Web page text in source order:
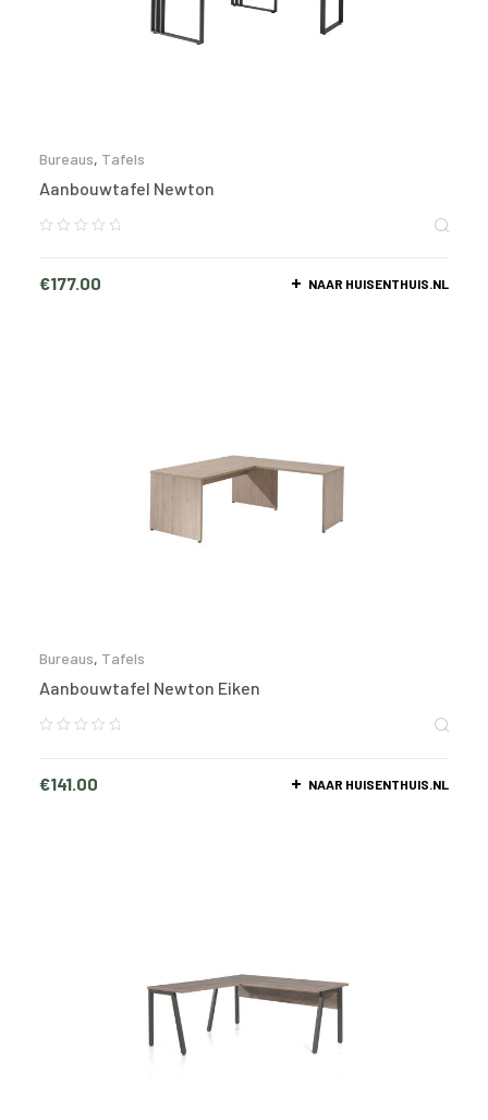
Bureaus, Tafels
Aanbouwtafel Newton
€177.00 NAAR HUISENTHUIS.NL
Bureaus, Tafels
Aanbouwtafel Newton Eiken
€141.00 NAAR HUISENTHUIS.NL